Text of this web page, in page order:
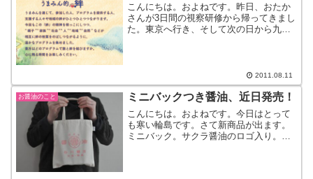
こんにちは。およねです。昨日、おたか
さんが3日間の視察研修から帰ってきまし
た。東京へ行き、そして次の日から九州
2011.08.11
お醤油のこと ミニバックつき醤油、近日発売！
こんにちは。およねです。今日はとって
も寒い輪島です。さて新商品が出ます。
ミニバック。サクラ醤油のロゴ入り。実